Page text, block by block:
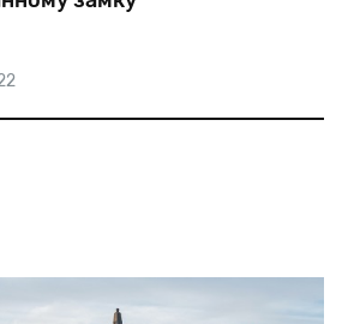
міжнародної освіти.
атестату та вільне володіння